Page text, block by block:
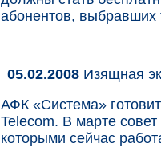
абонентов,
05.02.2008 Изящная
АФК «Система»
Telecom. В марте
которыми сейчас